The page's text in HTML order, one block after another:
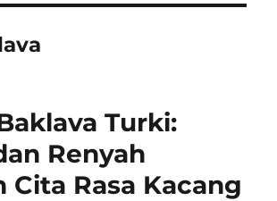
Turki:
Renyah
Cita Rasa Kacang